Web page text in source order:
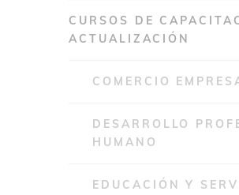
CURSOS DE
ACTUALIZACIÓN
COMERCIO
DESARROLLO
HUMANO
EDUCACIÓN Y